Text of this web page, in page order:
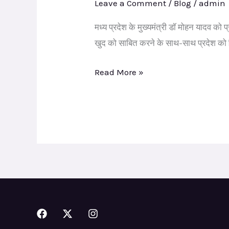
Leave a Comment / Blog /admin
मध्य प्रदेश के मुख्यमंत्री डॉ मोहन यादव को
खुद को साबित करने के साथ-साथ प्रदेश
पहला
साल,
–
Read More »